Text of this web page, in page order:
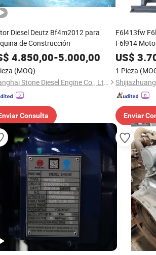
Diesel Deutz Bf4m2012 para
de Construcción
4.850,00-5.000,00
(MOQ)
Shanghai Stone Diesel Engine Co., Ltd.
Consulta
F6l413fw
F6l914
Stroke
Aire para
US$
1 Pieza
Enviar